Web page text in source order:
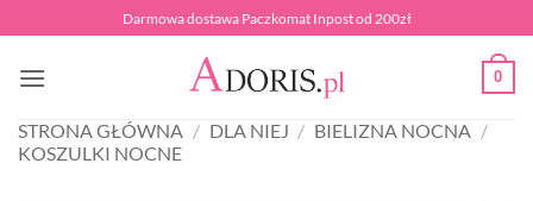
do
zawartości
Darmowa dostawa Paczkomat Inpost od 200zł
0
STRONA GŁÓWNA / DLA NIEJ / BIELIZNA NOCNA /
KOSZULKI NOCNE